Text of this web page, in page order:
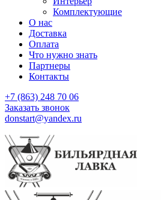
Комплектующие
О нас
Доставка
Оплата
Что нужно знать
Партнеры
Контакты
+7 (863) 248 70 06
Заказать звонок
donstart@yandex.ru